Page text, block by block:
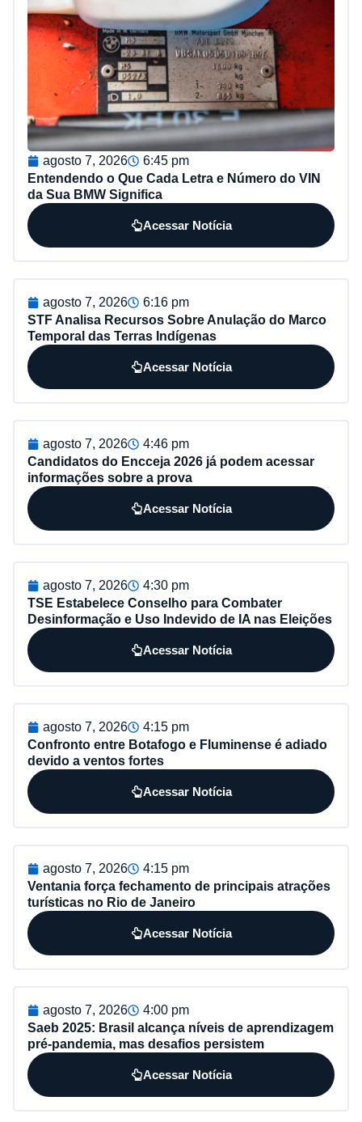
agosto 7, 2026
6:45 pm
Entendendo o Que Cada Letra e Número do VIN
da Sua BMW Significa
Acessar Notícia
agosto 7, 2026
6:16 pm
STF Analisa Recursos Sobre Anulação do Marco
Temporal das Terras Indígenas
Acessar Notícia
agosto 7, 2026
4:46 pm
Candidatos do Encceja 2026 já podem acessar
informações sobre a prova
Acessar Notícia
agosto 7, 2026
4:30 pm
TSE Estabelece Conselho para Combater
Desinformação e Uso Indevido de IA nas Eleições
Acessar Notícia
agosto 7, 2026
4:15 pm
Confronto entre Botafogo e Fluminense é adiado
devido a ventos fortes
Acessar Notícia
agosto 7, 2026
4:15 pm
Ventania força fechamento de principais atrações
turísticas no Rio de Janeiro
Acessar Notícia
agosto 7, 2026
4:00 pm
Saeb 2025: Brasil alcança níveis de aprendizagem
pré-pandemia, mas desafios persistem
Acessar Notícia